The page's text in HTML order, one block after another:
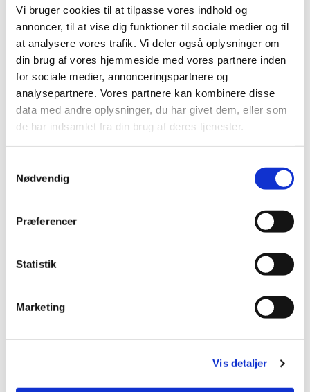
Vi bruger cookies til at tilpasse vores indhold og
annoncer, til at vise dig funktioner til sociale medier og til
at analysere vores trafik. Vi deler også oplysninger om
din brug af vores hjemmeside med vores partnere inden
for sociale medier, annonceringspartnere og
analysepartnere. Vores partnere kan kombinere disse
data med andre oplysninger, du har givet dem, eller som
de har indsamlet fra din brug af deres tjenester.
Nødvendig
Præferencer
Statistik
Marketing
Vis detaljer
Du vil måske også kunne